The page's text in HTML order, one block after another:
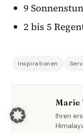
9
2 bis 5
Inspirationen
Marie
Ihren